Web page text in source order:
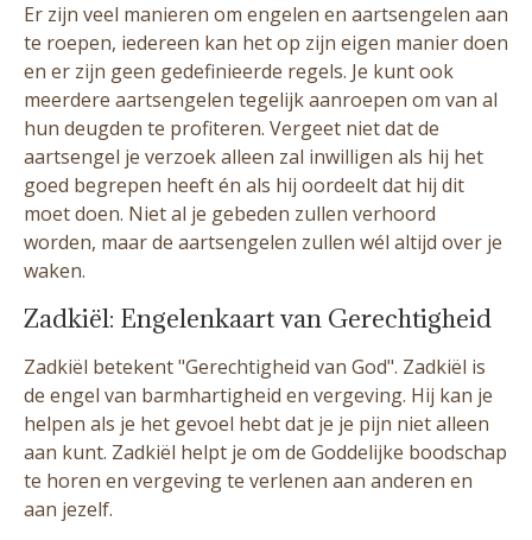
Er zijn veel manieren om engelen en aartsengelen aan
te roepen, iedereen kan het op zijn eigen manier doen
en er zijn geen gedefinieerde regels. Je kunt ook
meerdere aartsengelen tegelijk aanroepen om van al
hun deugden te profiteren. Vergeet niet dat de
aartsengel je verzoek alleen zal inwilligen als hij het
goed begrepen heeft én als hij oordeelt dat hij dit
moet doen. Niet al je gebeden zullen verhoord
worden, maar de aartsengelen zullen wél altijd over je
waken.
Zadkiël: Engelenkaart van Gerechtigheid
Zadkiël betekent "Gerechtigheid van God". Zadkiël is
de engel van barmhartigheid en vergeving. Hij kan je
helpen als je het gevoel hebt dat je je pijn niet alleen
aan kunt. Zadkiël helpt je om de Goddelijke boodschap
te horen en vergeving te verlenen aan anderen en
aan jezelf.